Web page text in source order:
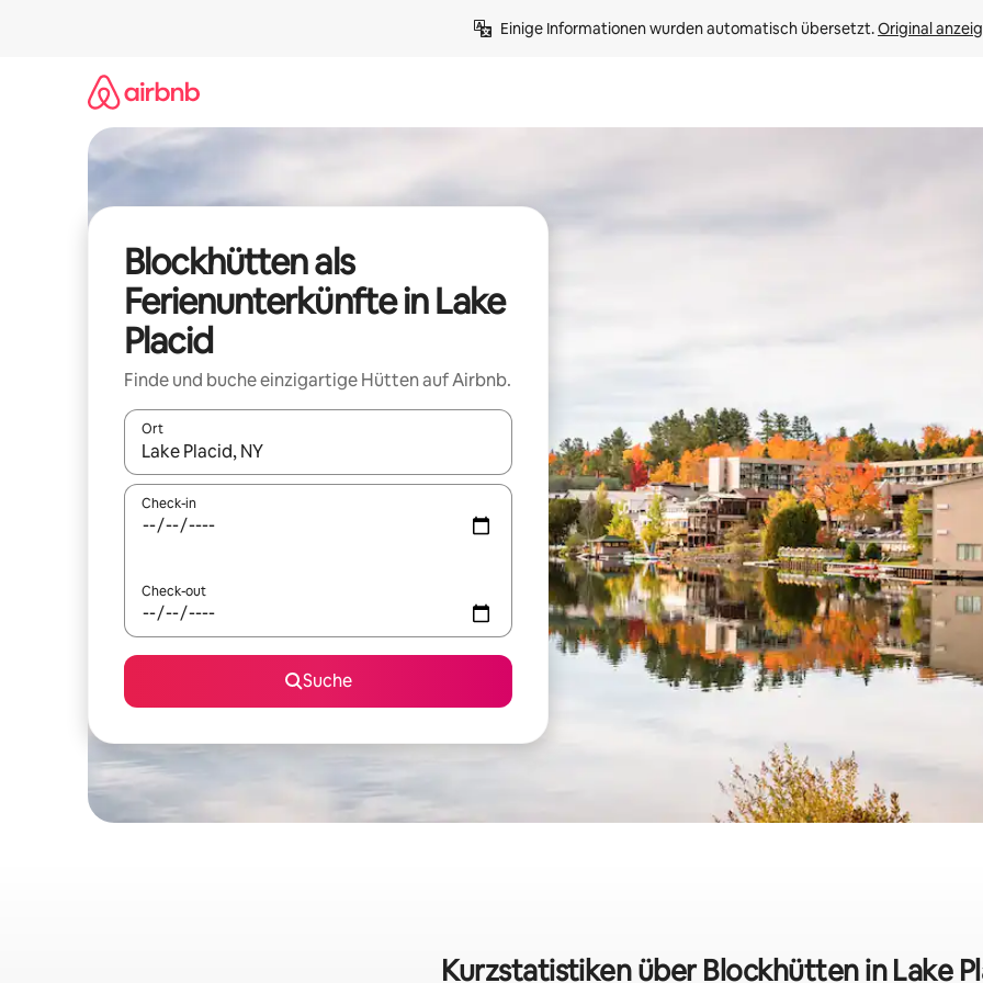
Einige Informationen wurden automatisch übersetzt. Original
Blockhütten als
Ferienunterkünfte in Lake
Placid
Finde und buche einzigartige Hütten auf Airbnb.
Ort
Wenn Ergebnisse verfügbar sind, navigiere mit den Pfeiltasten nach oben und unten oder erkunde die Ergebnisse
Check-in
Check-out
Suche
Kurzstatistiken über Blockhütten in Lake